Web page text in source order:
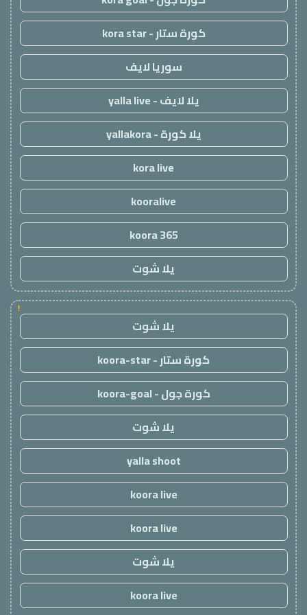
كورة ستار - kora star
سوريا لايف
يلا لايف - yalla live
يلا كورة - yallakora
kora live
kooralive
koora 365
يلا شوت
!
يلا شوت
كورة ستار - koora-star
كورة جول - koora-goal
يلا شوت
yalla shoot
koora live
koora live
يلا شوت
koora live